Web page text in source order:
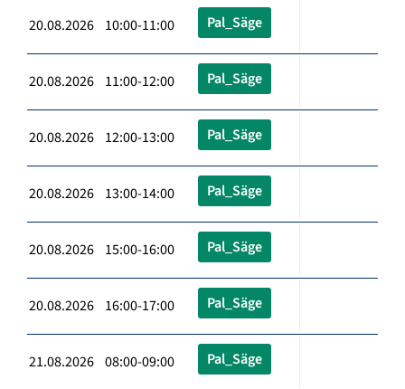
20.08.2026 10:00-11:00 Pal_Säge
20.08.2026 11:00-12:00 Pal_Säge
20.08.2026 12:00-13:00 Pal_Säge
20.08.2026 13:00-14:00 Pal_Säge
20.08.2026 15:00-16:00 Pal_Säge
20.08.2026 16:00-17:00 Pal_Säge
21.08.2026 08:00-09:00 Pal_Säge